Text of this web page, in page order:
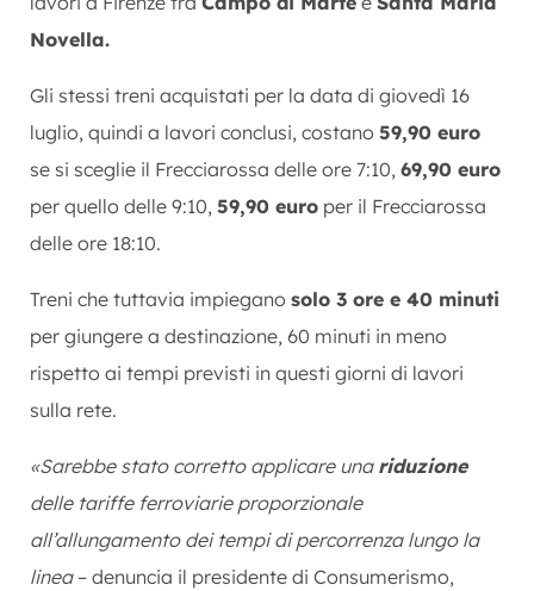
Novella.
Gli stessi treni acquistati per la data di giovedì 16
luglio, quindi a lavori conclusi, costano 59,90 euro
se si sceglie il Frecciarossa delle ore 7:10, 69,90 euro
per quello delle 9:10, 59,90 euro per il Frecciarossa
delle ore 18:10.
Treni che tuttavia impiegano solo 3 ore e 40 minuti
per giungere a destinazione, 60 minuti in meno
rispetto ai tempi previsti in questi giorni di lavori
sulla rete.
«Sarebbe stato corretto applicare una riduzione
delle tariffe ferroviarie proporzionale
all’allungamento dei tempi di percorrenza lungo la
linea– denuncia il presidente di Consumerismo,